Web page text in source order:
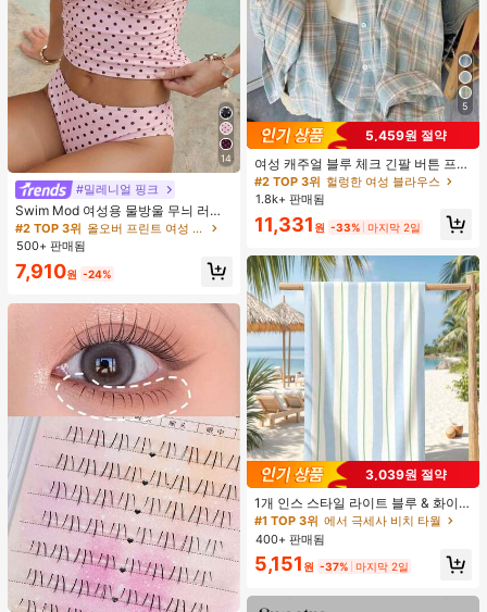
14
#밀레니얼 핑크
Swim Mod 여성용 물방울 무늬 러치
드 홀터 탱크니 탑 및 트라이앵글 하의
수영복 세트, 여름 휴가에 적합
#2 TOP 3위
올오버 프린트 여성 탱키니스
500+ 판매됨
7,910원 -24%
#1 TOP 3위
비 개별 속눈썹
5
5,459원 절약
여성 캐주얼 블루 체크 긴팔 버튼 프론
트 폴리에스터 셔츠, 레귤러 핏, 봄 의
류, 편안한 스타일
#2 TOP 3위 헐렁한 여성 블라우스
1.8k+ 판매됨
11,331 원 -33% 마지막 2일
3,039원 절약
1개 인스 스타일 라이트 블루 & 화이
트 & 그린 스트라이프 비치 타월, 화이
트와 그린 세로 스트라이프 프린트가
있는 라이트 블루 배경, 신선한 섬 휴
가 분위기, 수영, 캠핑, 피트니스, 여름
휴식, 욕실 장식, 야외 액세서리, 선물,
수영장 부드러운 가구, 핸드 타월에 적
#1 TOP 3위 에서 극세사 비치 타월
거의 매진!
#1 TOP 3위 에서 극세사 비치 타월
거의 매진!
#1 TOP 3위 에서 극세사 비치 타월
거의 매진!
#1 TOP 3위
에서 극세사 비치 타월
400+ 판매됨
5,151 원 -37% 마지막 2일